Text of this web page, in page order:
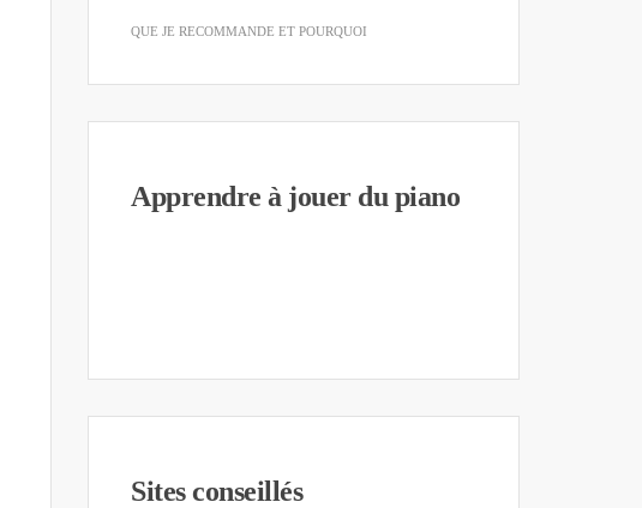
QUE JE RECOMMANDE ET POURQUOI
Apprendre à jouer du piano
Sites conseillés